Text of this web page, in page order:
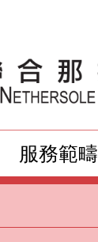
服務範疇